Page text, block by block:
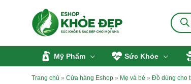
Tìm
kiếm
sản
Mỹ Phẩm Sức Khỏe
Trang chủ » Cửa hàng Eshop » Mẹ và bé » Đồ dùng cho